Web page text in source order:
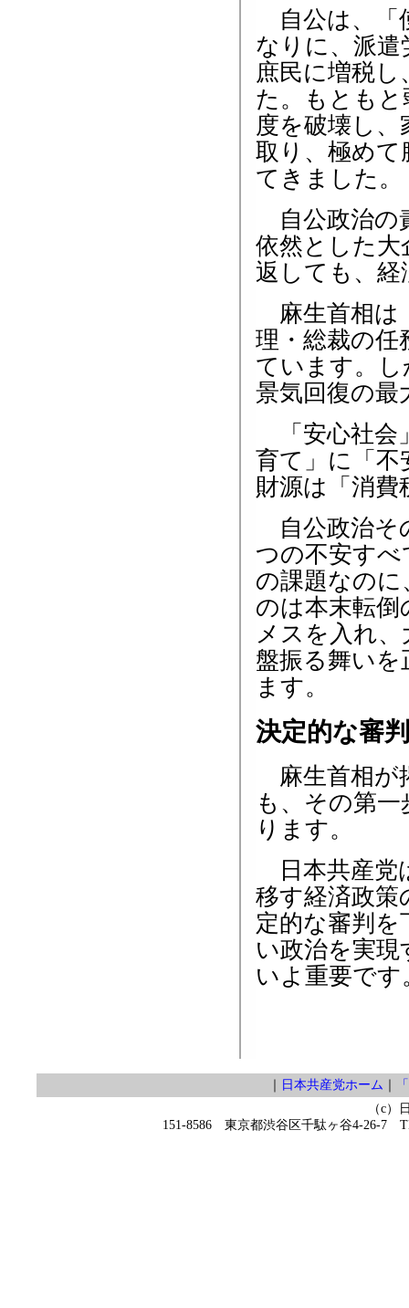
自公は、「
なりに、派遣
庶民に増税
た。もとも
度を破壊し、
取り、極め
てきました。
自公政治の
依然とした
返しても、
麻生首相は
理・総裁の
ています。
景気回復の最
「安心社会
育て」に「
財源は「消
自公政治そ
つの不安す
の課題なの
のは本末転
メスを入れ
盤振る舞い
ます。
決定的な審
麻生首相が
も、その第
ります。
日本共産党
移す経済政策
定的な審判
い政治を実
いよ重要です
日本共産党ホーム
（c）
151-8586 東京都渋谷区千駄ヶ谷4-26-7